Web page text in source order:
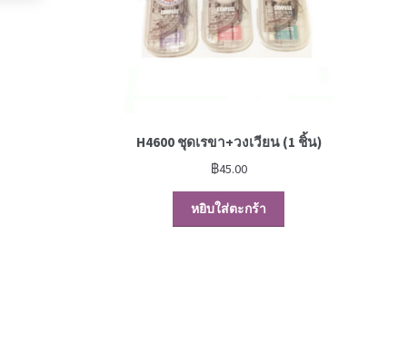
H4600 ชุดเรขา+วงเวียน (1 ชิ้น)
฿45.00
หยิบใส่ตะกร้า